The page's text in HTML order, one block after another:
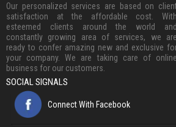
Our personalized services are based on
satisfaction at the affordable cost. With
esteemed clients around the world and
constantly growing area of services, we are
ready to confer amazing new and exclusive
your company. We are taking care of online
business for our customers.
SOCIAL SIGNALS
Connect With Facebook